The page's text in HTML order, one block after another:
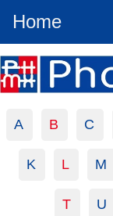
Home
A B C
K L M
T U